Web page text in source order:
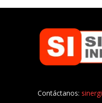
Contáctanos: